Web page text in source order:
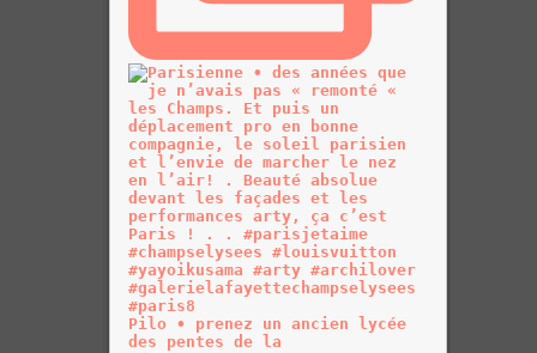
Pilo • prenez un ancien lycée
des pentes de la